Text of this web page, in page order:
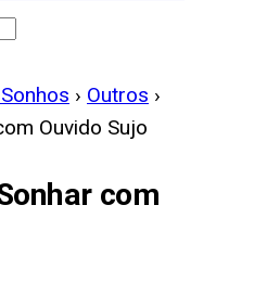
› Outros ›
Ouvido Sujo
com